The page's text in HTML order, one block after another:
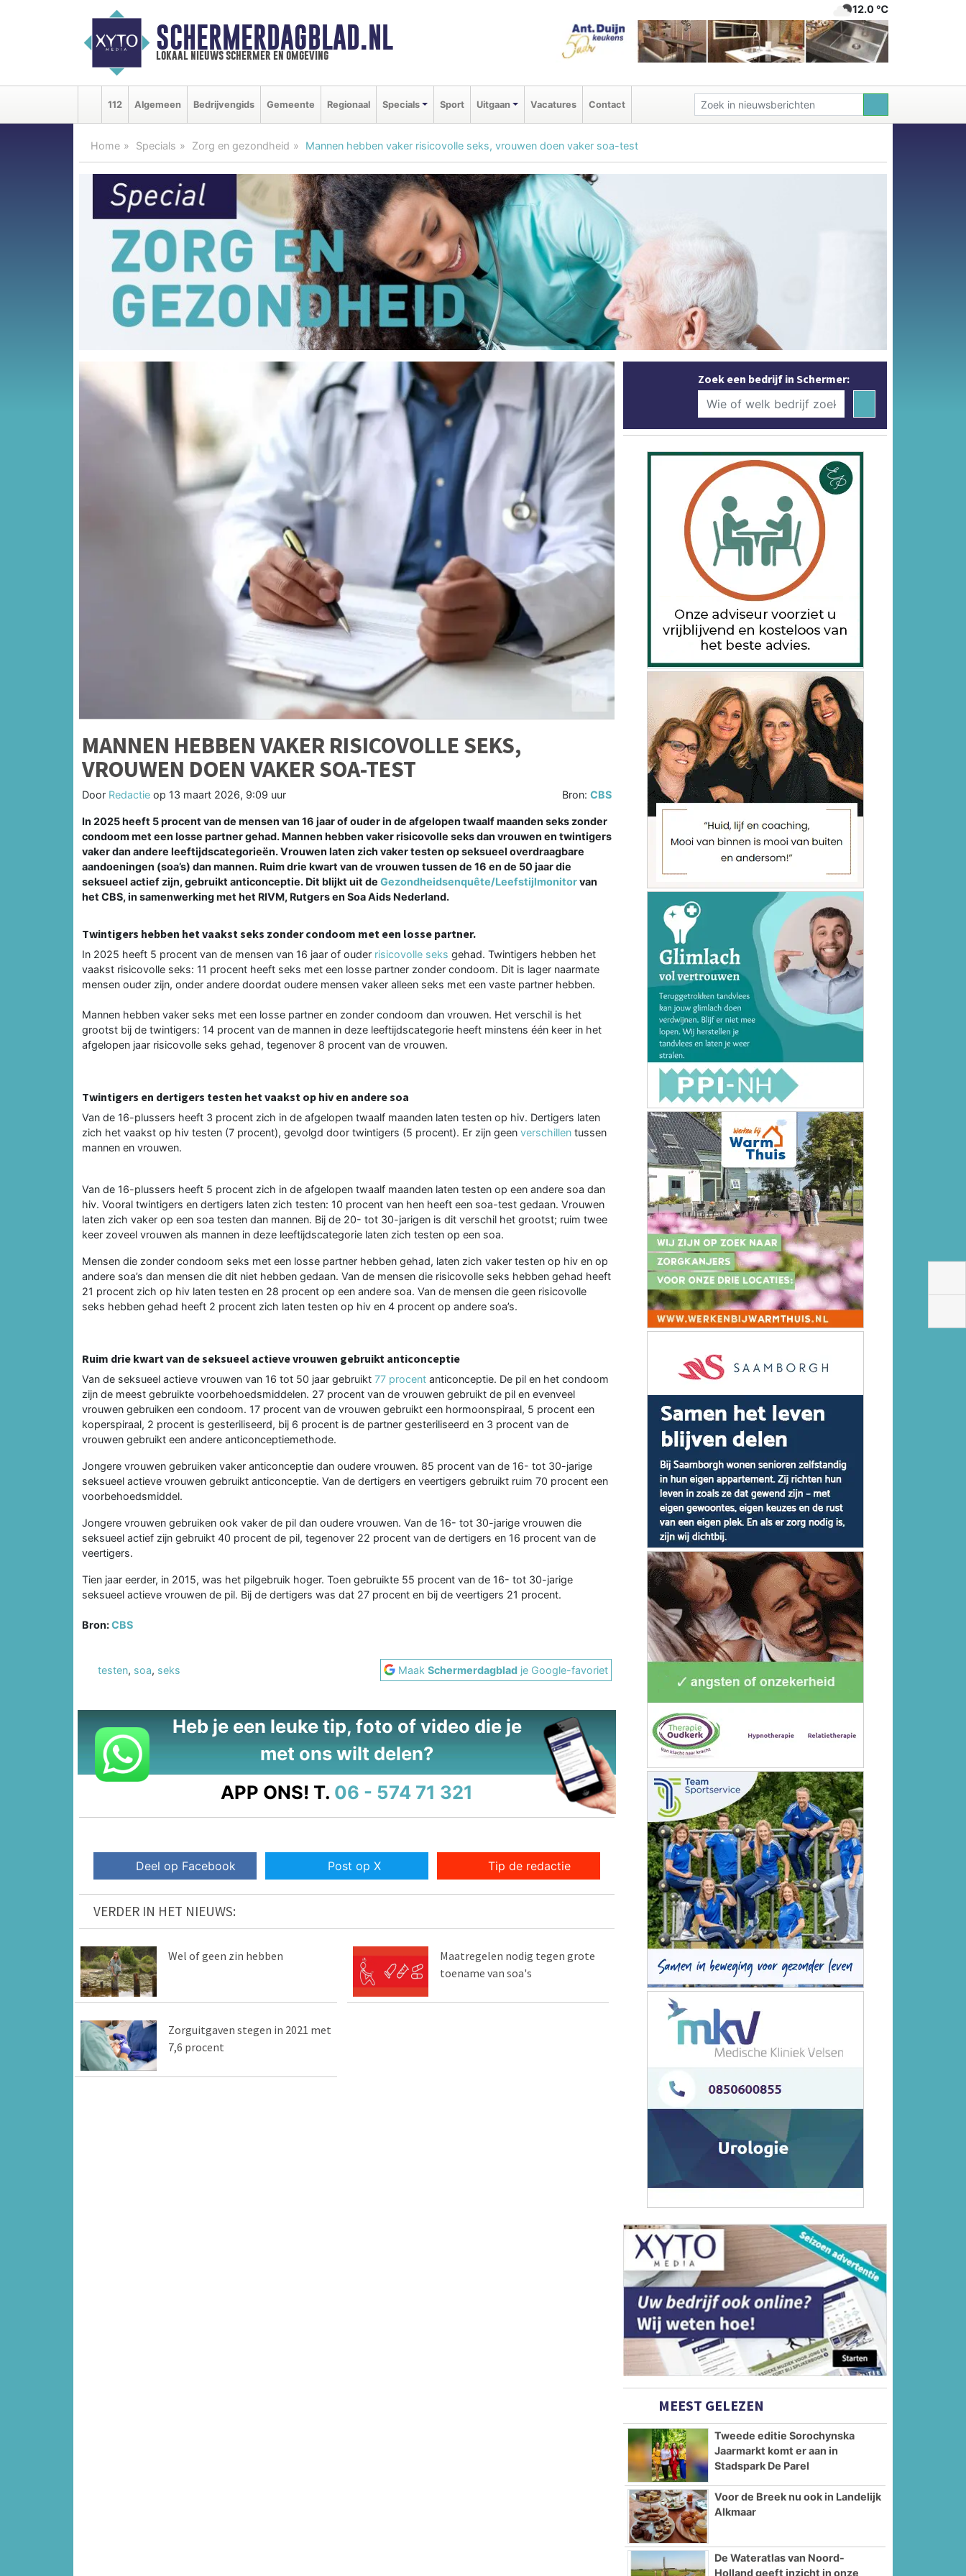
SCHERMERDAGBLAD.NL
lokaal nieuws schermer en omgeving
12.0 ℃
112 Algemeen Bedrijvengids Gemeente Regionaal Specials Sport Uitgaan Vacatures Contact
Home Specials Zorg en gezondheid Mannen hebben vaker risicovolle seks, vrouwen doen vaker soa-test
MANNEN HEBBEN VAKER RISICOVOLLE SEKS,
VROUWEN DOEN VAKER SOA-TEST
Door Redactie op 13 maart 2026, 9:09 uur Bron:CBS
In 2025 heeft 5 procent van de mensen van 16 jaar of ouder in de afgelopen twaalf maanden seks zonder
condoom met een losse partner gehad. Mannen hebben vaker risicovolle seks dan vrouwen en twintigers
vaker dan andere leeftijdscategorieën. Vrouwen laten zich vaker testen op seksueel overdraagbare
aandoeningen (soa’s) dan mannen. Ruim drie kwart van de vrouwen tussen de 16 en de 50 jaar die
seksueel actief zijn, gebruikt anticonceptie. Dit blijkt uit de Gezondheidsenquête/Leefstijlmonitorvan
het CBS, in samenwerking met het RIVM, Rutgers en Soa Aids Nederland.
Twintigers hebben het vaakst seks zonder condoom met een losse partner.
In 2025 heeft 5 procent van de mensen van 16 jaar of ouder risicovolle seks gehad. Twintigers hebben het
vaakst risicovolle seks: 11 procent heeft seks met een losse partner zonder condoom. Dit is lager naarmate
mensen ouder zijn, onder andere doordat oudere mensen vaker alleen seks met een vaste partner hebben.
Mannen hebben vaker seks met een losse partner en zonder condoom dan vrouwen. Het verschil is het
grootst bij de twintigers: 14 procent van de mannen in deze leeftijdscategorie heeft minstens één keer in het
afgelopen jaar risicovolle seks gehad, tegenover 8 procent van de vrouwen.
Twintigers en dertigers testen het vaakst op hiv en andere soa
Van de 16-plussers heeft 3 procent zich in de afgelopen twaalf maanden laten testen op hiv. Dertigers laten
zich het vaakst op hiv testen (7 procent), gevolgd door twintigers (5 procent). Er zijn geen verschillen tussen
mannen en vrouwen.
Van de 16-plussers heeft 5 procent zich in de afgelopen twaalf maanden laten testen op een andere soa dan
hiv. Vooral twintigers en dertigers laten zich testen: 10 procent van hen heeft een soa-test gedaan. Vrouwen
laten zich vaker op een soa testen dan mannen. Bij de 20- tot 30-jarigen is dit verschil het grootst; ruim twee
keer zoveel vrouwen als mannen in deze leeftijdscategorie laten zich testen op een soa.
Mensen die zonder condoom seks met een losse partner hebben gehad, laten zich vaker testen op hiv en op
andere soa’s dan mensen die dit niet hebben gedaan. Van de mensen die risicovolle seks hebben gehad heeft
21 procent zich op hiv laten testen en 28 procent op een andere soa. Van de mensen die geen risicovolle
seks hebben gehad heeft 2 procent zich laten testen op hiv en 4 procent op andere soa’s.
Ruim drie kwart van de seksueel actieve vrouwen gebruikt anticonceptie
Van de seksueel actieve vrouwen van 16 tot 50 jaar gebruikt 77 procent anticonceptie. De pil en het condoom
zijn de meest gebruikte voorbehoedsmiddelen. 27 procent van de vrouwen gebruikt de pil en evenveel
vrouwen gebruiken een condoom. 17 procent van de vrouwen gebruikt een hormoonspiraal, 5 procent een
koperspiraal, 2 procent is gesteriliseerd, bij 6 procent is de partner gesteriliseerd en 3 procent van de
vrouwen gebruikt een andere anticonceptiemethode.
Jongere vrouwen gebruiken vaker anticonceptie dan oudere vrouwen. 85 procent van de 16- tot 30-jarige
seksueel actieve vrouwen gebruikt anticonceptie. Van de dertigers en veertigers gebruikt ruim 70 procent een
voorbehoedsmiddel.
Jongere vrouwen gebruiken ook vaker de pil dan oudere vrouwen. Van de 16- tot 30-jarige vrouwen die
seksueel actief zijn gebruikt 40 procent de pil, tegenover 22 procent van de dertigers en 16 procent van de
veertigers.
Tien jaar eerder, in 2015, was het pilgebruik hoger. Toen gebruikte 55 procent van de 16- tot 30-jarige
seksueel actieve vrouwen de pil. Bij de dertigers was dat 27 procent en bij de veertigers 21 procent.
Bron:CBS
testen, soa, seks MaakSchermerdagblad je Google-favoriet
Heb je een leuke tip, foto of video die je
met ons wilt delen?
APP ONS! T. 06 - 574 71 321
Deel op Facebook Post op X Tip de redactie
VERDER IN HET NIEUWS:
Wel of geen zin hebben
Maatregelen nodig tegen grote
toename van soa's
Zorguitgaven stegen in 2021 met
7,6 procent
Zoek een bedrijf in Schermer:
MEEST GELEZEN
Tweede editie Sorochynska
Jaarmarkt komt er aan in
Stadspark De Parel
Voor de Breek nu ook in Landelijk
Alkmaar
De Wateratlas van Noord-
Holland geeft inzicht in onze